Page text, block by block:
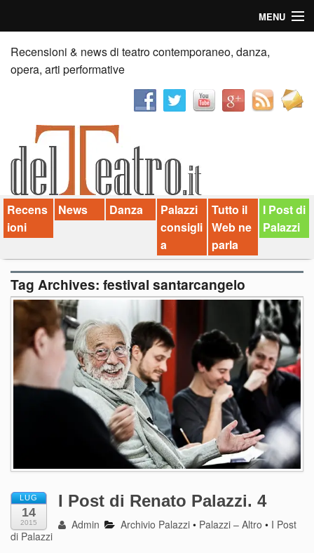
MENU
Home
Recensioni
News
Palazzi consiglia
Video
Chi siamo
Contatti
dT in English
Recensioni & news di teatro contemporaneo, danza,
opera, arti performative
Recens
ioni
News Danza
Palazzi
consigli
a
Tutto il
Web ne
parla
I Post di
Palazzi
Tag Archives: festival santarcangelo
LUG
14
2015
I Post di Renato Palazzi. 4
Admin Archivio Palazzi • Palazzi – Altro • I Post
di Palazzi